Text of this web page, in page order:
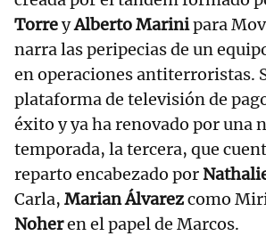
TorreyAlberto Marinipara
narra las peripecias de un
en operaciones antiterroristas.
plataforma de televisión de
éxito y ya ha renovado por una
temporada, la tercera, que
reparto encabezado por
Carla, Marian Álvarezcomo
Noheren el papel de Marcos.